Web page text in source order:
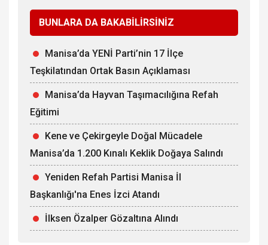
BUNLARA DA BAKABİLİRSİNİZ
Manisa’da YENİ Parti’nin 17 İlçe
Teşkilatından Ortak Basın Açıklaması
Manisa’da Hayvan Taşımacılığına Refah
Eğitimi
Kene ve Çekirgeyle Doğal Mücadele
Manisa’da 1.200 Kınalı Keklik Doğaya Salındı
Yeniden Refah Partisi Manisa İl
Başkanlığı'na Enes İzci Atandı
İlksen Özalper Gözaltına Alındı